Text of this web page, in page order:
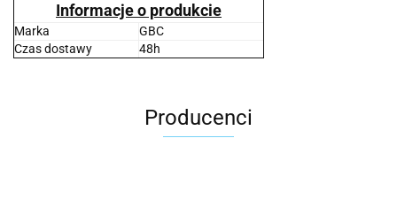
Informacje o produkcie
Marka
GBC
Czas dostawy
48h
Producenci